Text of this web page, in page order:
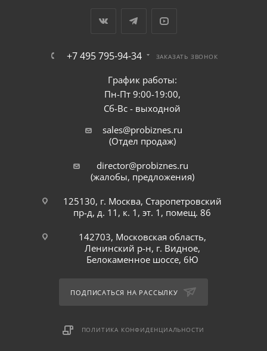
+7 495 795-94-34 ЗАКАЗАТЬ ЗВОНОК
График работы:
Пн-Пт 9:00-19:00,
Сб-Вс - выходной
sales@probiznes.ru
(Отдел продаж)
director@probiznes.ru
(жалобы, предложения)
125130, г. Москва, Старопетровский
пр-д, д. 11, к. 1, эт. 1, помещ. 86
142703, Московская область,
Ленинский р-н, г. Видное,
Белокаменное шоссе, 6Ю
ПОДПИСАТЬСЯ НА РАССЫЛКУ
ПОЛИТИКА КОНФИДЕНЦИАЛЬНОСТИ